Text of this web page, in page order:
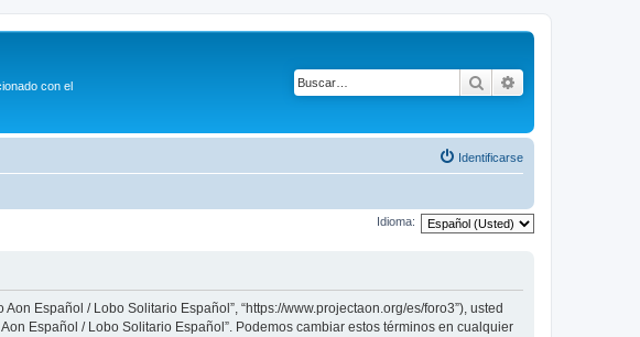
con el
Buscar
Identificarse
Idioma:
Español / Lobo Solitario Español”, “https://www.projectaon.org/es/foro3”), usted
Español / Lobo Solitario Español”. Podemos cambiar estos términos en cualquier